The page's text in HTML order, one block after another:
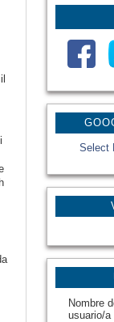
Select
Nombre
usuario/a